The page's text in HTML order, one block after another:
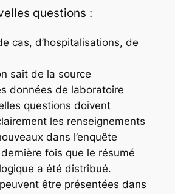
questions :
cas, d’hospitalisations, de
sait de la source
données de laboratoire
questions doivent
les renseignements
dans l’enquête
fois que le résumé
a été distribué.
être présentées dans